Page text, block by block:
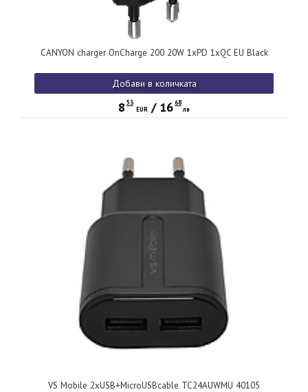
CANYON charger OnCharge 200 20W 1xPD 1xQC EU Black
Добави в количката
8 53
EUR / 1668
лв
VS Mobile 2xUSB+MicroUSBcable TC24AUWMU 40105